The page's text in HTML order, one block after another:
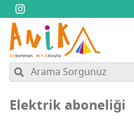
Elekt­rik aboneliği